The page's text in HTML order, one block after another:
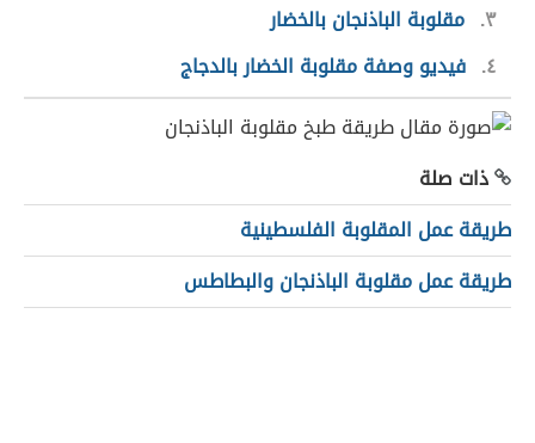
٣ مقلوبة الباذنجان بالخضار
٤ فيديو وصفة مقلوبة الخضار بالدجاج
ذات صلة
طريقة عمل المقلوبة الفلسطينية
طريقة عمل مقلوبة الباذنجان والبطاطس